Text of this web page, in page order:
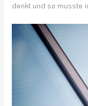
denkt und so musste